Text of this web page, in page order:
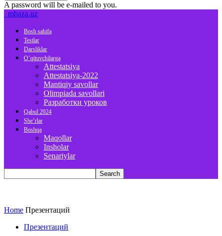
A password will be e-mailed to you.
mbaza.uz
Bosh sahifa
Testlar
Darsliklar
O’qituvchilarga
Attestatsiya
Attestatsiya-2022
Mantiqiy savollar
Olimpiada savollari
Разработки уроков
Qabul 2024
She’rlar
Boshqa
Maqollar
Insholar
Senariylar
Home Презентаций
Презентаций